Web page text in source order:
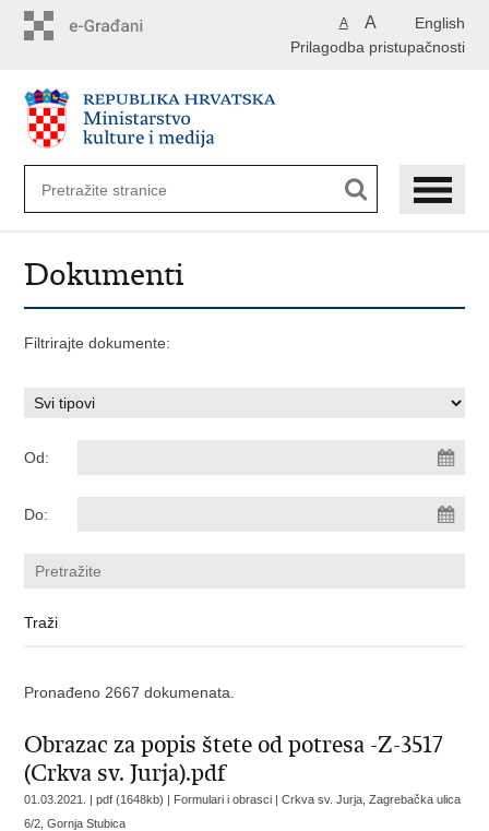
English
A A
Prilagodba pristupačnosti
Dokumenti
Filtrirajte dokumente:
Od:
Do:
Pronađeno 2667 dokumenata.
Obrazac za popis štete od potresa -Z-3517
(Crkva sv. Jurja).pdf
01.03.2021. | pdf (1648kb) | Formulari i obrasci |Crkva sv. Jurja, Zagrebačka ulica
6/2, Gornja Stubica